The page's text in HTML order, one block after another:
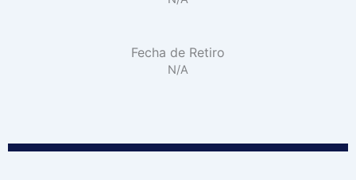
Fecha de Retiro
N/A